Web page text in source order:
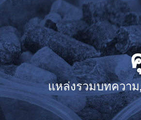
แหล่งรวมบทความ